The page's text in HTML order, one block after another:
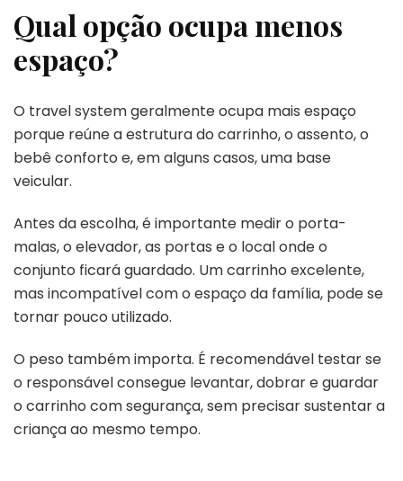
Qual opção ocupa menos
espaço?
O travel system geralmente ocupa mais espaço
porque reúne a estrutura do carrinho, o assento, o
bebê conforto e, em alguns casos, uma base
veicular.
Antes da escolha, é importante medir o porta-
malas, o elevador, as portas e o local onde o
conjunto ficará guardado. Um carrinho excelente,
mas incompatível com o espaço da família, pode se
tornar pouco utilizado.
O peso também importa. É recomendável testar se
o responsável consegue levantar, dobrar e guardar
o carrinho com segurança, sem precisar sustentar a
criança ao mesmo tempo.